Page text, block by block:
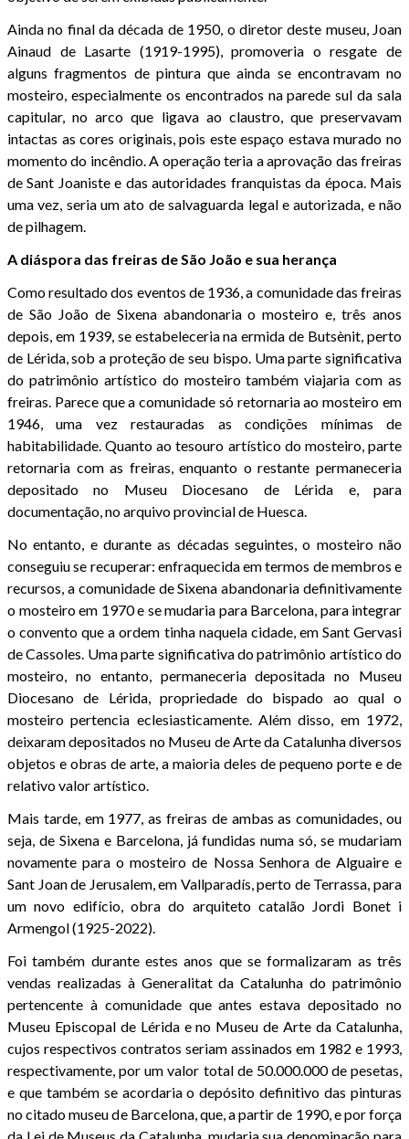
Ainda no final da década de 1950, o diretor deste museu, Joan
Ainaud de Lasarte (1919-1995), promoveria o resgate de
alguns fragmentos de pintura que ainda se encontravam no
mosteiro, especialmente os encontrados na parede sul da sala
capitular, no arco que ligava ao claustro, que preservavam
intactas as cores originais, pois este espaço estava murado no
momento do incêndio. A operação teria a aprovação das freiras
de Sant Joaniste e das autoridades franquistas da época. Mais
uma vez, seria um ato de salvaguarda legal e autorizada, e não
de pilhagem.
A diáspora das freiras de São João e sua herança
Como resultado dos eventos de 1936, a comunidade das freiras
de São João de Sixena abandonaria o mosteiro e, três anos
depois, em 1939, se estabeleceria na ermida de Butsènit, perto
de Lérida, sob a proteção de seu bispo. Uma parte significativa
do patrimônio artístico do mosteiro também viajaria com as
freiras. Parece que a comunidade só retornaria ao mosteiro em
1946, uma vez restauradas as condições mínimas de
habitabilidade. Quanto ao tesouro artístico do mosteiro, parte
retornaria com as freiras, enquanto o restante permaneceria
depositado no Museu Diocesano de Lérida e, para
documentação, no arquivo provincial de Huesca.
No entanto, e durante as décadas seguintes, o mosteiro não
conseguiu se recuperar: enfraquecida em termos de membros e
recursos, a comunidade de Sixena abandonaria definitivamente
o mosteiro em 1970 e se mudaria para Barcelona, para integrar
o convento que a ordem tinha naquela cidade, em Sant Gervasi
de Cassoles. Uma parte significativa do patrimônio artístico do
mosteiro, no entanto, permaneceria depositada no Museu
Diocesano de Lérida, propriedade do bispado ao qual o
mosteiro pertencia eclesiasticamente. Além disso, em 1972,
deixaram depositados no Museu de Arte da Catalunha diversos
objetos e obras de arte, a maioria deles de pequeno porte e de
relativo valor artístico.
Mais tarde, em 1977, as freiras de ambas as comunidades, ou
seja, de Sixena e Barcelona, já fundidas numa só, se mudariam
novamente para o mosteiro de Nossa Senhora de Alguaire e
Sant Joan de Jerusalem, em Vallparadís, perto de Terrassa, para
um novo edifício, obra do arquiteto catalão Jordi Bonet i
Armengol (1925-2022).
Foi também durante estes anos que se formalizaram as três
vendas realizadas à Generalitat da Catalunha do patrimônio
pertencente à comunidade que antes estava depositado no
Museu Episcopal de Lérida e no Museu de Arte da Catalunha,
cujos respectivos contratos seriam assinados em 1982 e 1993,
respectivamente, por um valor total de 50.000.000 de pesetas,
e que também se acordaria o depósito definitivo das pinturas
no citado museu de Barcelona, que, a partir de 1990, e por força
da Lei de Museus da Catalunha, mudaria sua denominação para